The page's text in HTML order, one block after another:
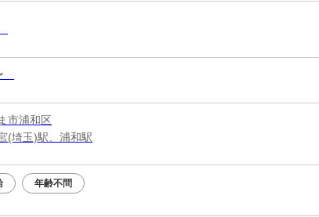
市浦和区
(埼玉)駅、浦和駅
年齢不問